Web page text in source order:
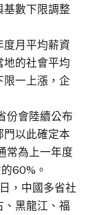
基數下限調整
度月平均薪資
地的社會平均
限一上漲，企
份會陸續公布
門以此確定本
為上一年度
60%。
，中國多省社
、黑龍江、福